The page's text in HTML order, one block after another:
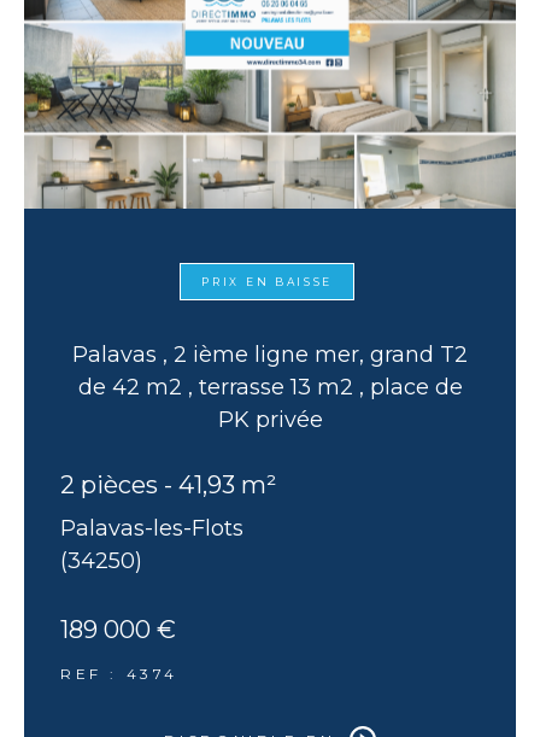
PRIX EN BAISSE
Palavas , 2 ième ligne mer, grand T2
de 42 m2 , terrasse 13 m2 , place de
PK privée
2 pièces - 41,93 m²
Palavas-les-Flots
(34250)
189 000 €
REF : 4374